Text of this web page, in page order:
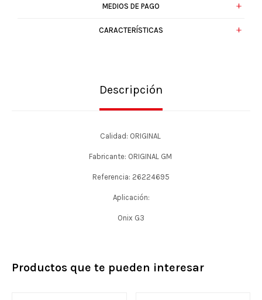
MEDIOS DE PAGO
CARACTERÍSTICAS
Descripción
Calidad: ORIGINAL
Fabricante: ORIGINAL GM
Referencia: 26224695
Aplicación:
Onix G3
Productos que te pueden interesar